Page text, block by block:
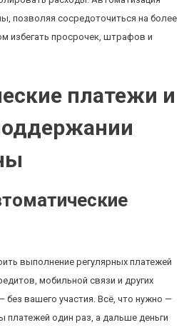
позволяя сосредоточиться на более
избегать просрочек, штрафов и
платежи и
выполнение регулярных платежей
мобильной связи и других
без вашего участия. Всё, что нужно —
платежей один раз, а дальше деньги